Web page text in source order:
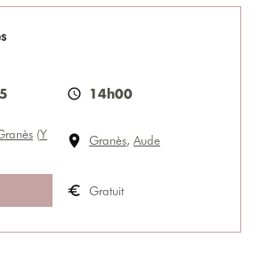
14h00
(Y
Granès, Aude
Gratuit